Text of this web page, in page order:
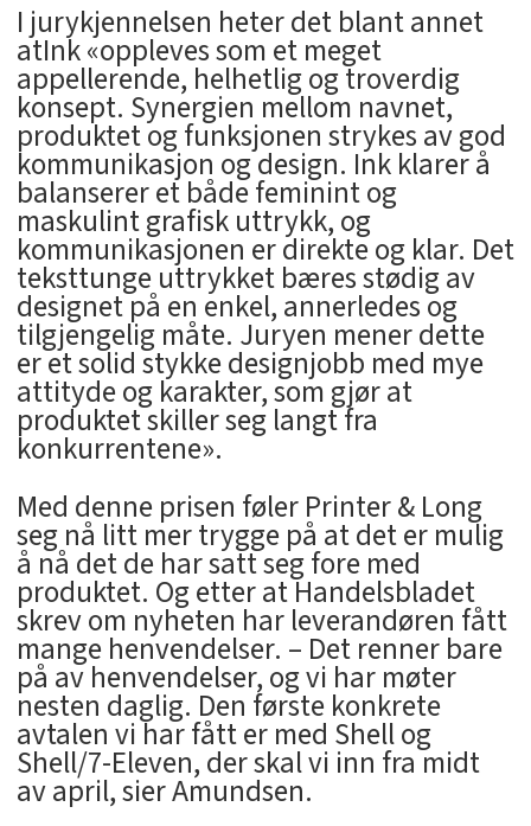
I jurykjennelsen heter det blant annet
atInk «oppleves som et meget
appellerende, helhetlig og troverdig
konsept. Synergien mellom navnet,
produktet og funksjonen strykes av god
kommunikasjon og design. Ink klarer å
balanserer et både feminint og
maskulint grafisk uttrykk, og
kommunikasjonen er direkte og klar. Det
teksttunge uttrykket bæres stødig av
designet på en enkel, annerledes og
tilgjengelig måte. Juryen mener dette
er et solid stykke designjobb med mye
attityde og karakter, som gjør at
produktet skiller seg langt fra
konkurrentene».
Med denne prisen føler Printer & Long
seg nå litt mer trygge på at det er mulig
å nå det de har satt seg fore med
produktet. Og etter at Handelsbladet
skrev om nyheten har leverandøren fått
mange henvendelser. – Det renner bare
på av henvendelser, og vi har møter
nesten daglig. Den første konkrete
avtalen vi har fått er med Shell og
Shell/7-Eleven, der skal vi inn fra midt
av april, sier Amundsen.